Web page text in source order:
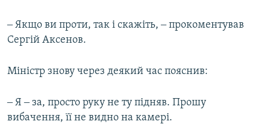
‒ Якщо ви проти, так і скажіть, ‒ прокоментував
Сергій Аксенов.
Міністр знову через деякий час пояснив:
‒ Я ‒ за, просто руку не ту підняв. Прошу
вибачення, її не видно на камері.